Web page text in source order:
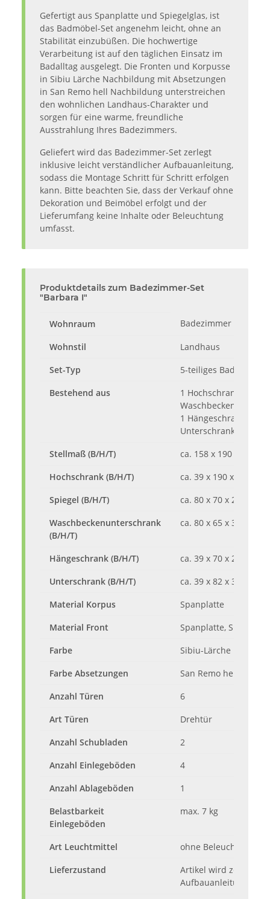
Gefertigt aus Spanplatte und Spiegelglas, ist
das Badmöbel-Set angenehm leicht, ohne an
Stabilität einzubüßen. Die hochwertige
Verarbeitung ist auf den täglichen Einsatz im
Badalltag ausgelegt. Die Fronten und Korpusse
in Sibiu Lärche Nachbildung mit Absetzungen
in San Remo hell Nachbildung unterstreichen
den wohnlichen Landhaus-Charakter und
sorgen für eine warme, freundliche
Ausstrahlung Ihres Badezimmers.
Geliefert wird das Badezimmer-Set zerlegt
inklusive leicht verständlicher Aufbauanleitung,
sodass die Montage Schritt für Schritt erfolgen
kann. Bitte beachten Sie, dass der Verkauf ohne
Dekoration und Beimöbel erfolgt und der
Lieferumfang keine Inhalte oder Beleuchtung
umfasst.
Produktdetails zum Badezimmer-Set
"Barbara I"
Wohnraum Badezimmer
Wohnstil
Landhaus
Set-Typ
5-teiliges
Bestehend aus
1 Hochschrank, 1
1 Hängeschrank, 1
Unterschrank
Stellmaß (B/H/T)
ca. 158 x 190 x 33 cm
Hochschrank (B/H/T)
ca. 39 x 190 x 33 cm
Spiegel (B/H/T)
ca. 80 x 70 x 20 cm
Waschbeckenunterschrank
(B/H/T)
ca. 80 x 65 x 33 cm
Hängeschrank (B/H/T)
ca. 39 x 70 x 24 cm
Unterschrank (B/H/T)
ca. 39 x 82 x 33 cm
Material Korpus
Spanplatte
Material Front
Spanplatte,
Farbe
Sibiu-Lärche
Farbe Absetzungen
San Remo hell
Anzahl Türen
6
Art Türen
Drehtür
Anzahl Schubladen
2
Anzahl Einlegeböden
4
Anzahl Ablageböden
1
Belastbarkeit
Einlegeböden
max. 7 kg
Art Leuchtmittel
ohne Beleuchtung
Lieferzustand
Artikel wird zerlegt
Aufbauanleitung